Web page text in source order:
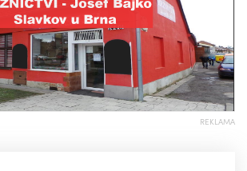
REKLAMA